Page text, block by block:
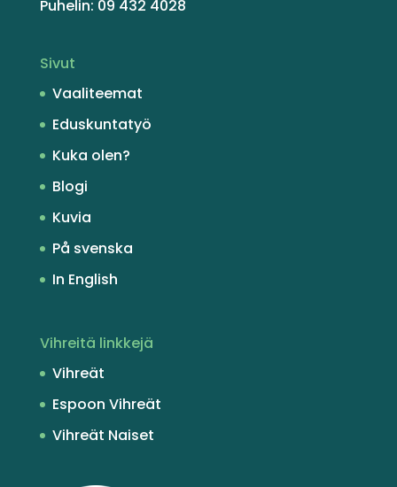
Puhelin: 09 432 4028
Sivut
Vaaliteemat
Eduskuntatyö
Kuka olen?
Blogi
Kuvia
På svenska
In English
Vihreitä linkkejä
Vihreät
Espoon Vihreät
Vihreät Naiset